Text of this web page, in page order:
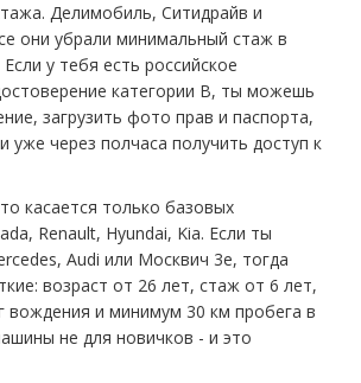
Делимобиль, Ситидрайв и
они убрали минимальный стаж в
у тебя есть российское
категории B, ты можешь
загрузить фото прав и паспорта,
уже через полчаса получить доступ к
касается только базовых
Renault, Hyundai, Kia. Если ты
Audi или Москвич 3e, тогда
возраст от 26 лет, стаж от 6 лет,
вождения и минимум 30 км пробега в
не для новичков - и это